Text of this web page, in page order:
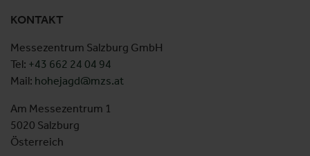
KONTAKT
Messezentrum Salzburg GmbH
Tel: +43 662 24 04 94
Mail: hohejagd@mzs.at
Am Messezentrum 1
5020 Salzburg
Österreich